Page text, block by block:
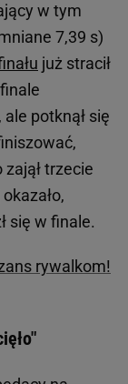
w tym
7,39 s)
już stracił
ale potknął się
trzecie
się w finale.
rywalkom!